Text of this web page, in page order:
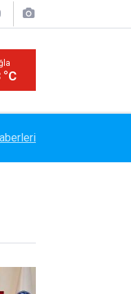
°C
Ekseni: Türkiye,